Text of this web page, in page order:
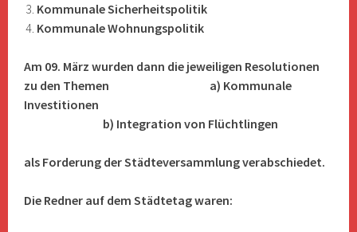
Kommunale Sicherheitspolitik
Kommunale Wohnungspolitik
Am 09. März wurden dann die jeweiligen Resolutionen
zu den Themen a) Kommunale
Investitionen
b) Integration von Flüchtlingen
als Forderung der Städteversammlung verabschiedet.
Die Redner auf dem Städtetag waren: